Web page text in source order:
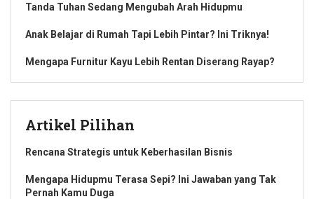
Tanda Tuhan Sedang Mengubah Arah Hidupmu
Anak Belajar di Rumah Tapi Lebih Pintar? Ini Triknya!
Mengapa Furnitur Kayu Lebih Rentan Diserang Rayap?
Artikel Pilihan
Rencana Strategis untuk Keberhasilan Bisnis
Mengapa Hidupmu Terasa Sepi? Ini Jawaban yang Tak
Pernah Kamu Duga